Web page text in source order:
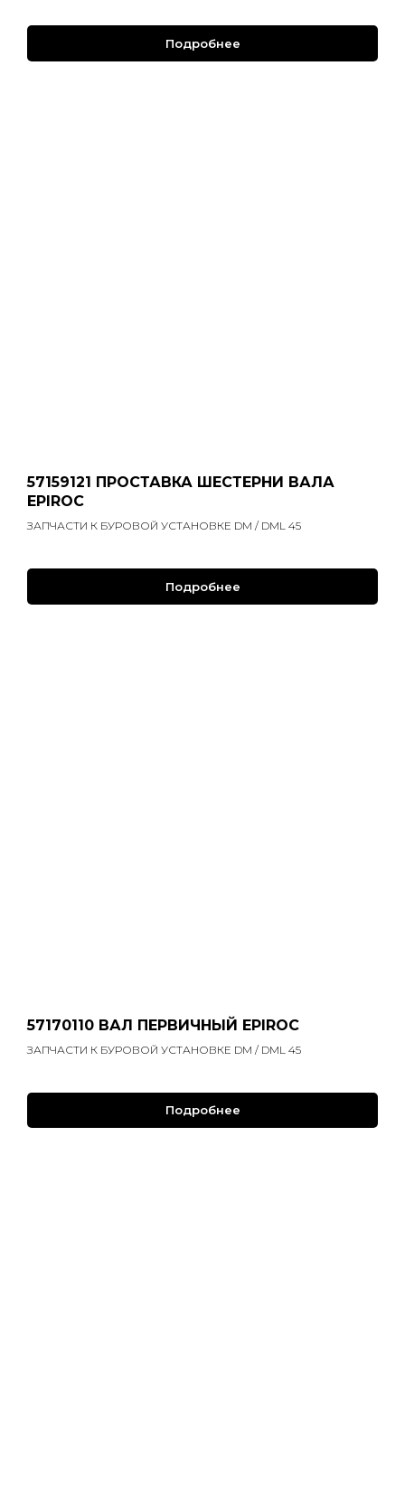
Подробнее
57159121 ПРОСТАВКА ШЕСТЕРНИ ВАЛА
EPIROC
ЗАПЧАСТИ К БУРОВОЙ УСТАНОВКЕ DM / DML 45
Подробнее
57170110 ВАЛ ПЕРВИЧНЫЙ EPIROC
ЗАПЧАСТИ К БУРОВОЙ УСТАНОВКЕ DM / DML 45
Подробнее